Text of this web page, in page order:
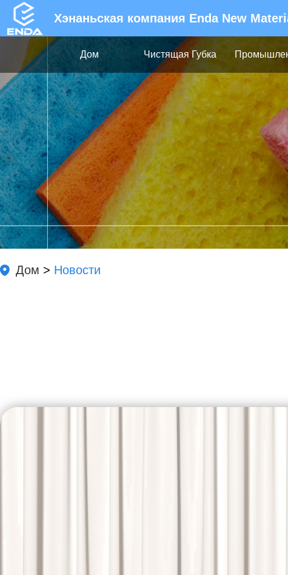
Хэнаньская компания Enda New
Дом Чистящая Губка
Пена
Дом > Новости